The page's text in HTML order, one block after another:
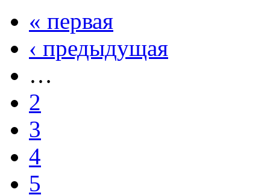
« первая
‹ предыдущая
…
2
3
4
5